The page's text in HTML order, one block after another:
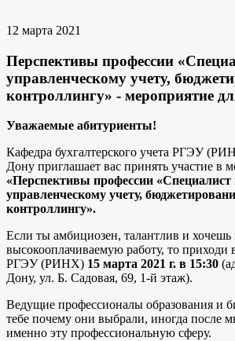
12 марта 2021
Перспективы профессии
управленческому учету,
контроллингу» - мероприятие
Уважаемые абитуриенты!
Кафедра бухгалтерского учета РГЭУ
Дону приглашает вас принять участие в
«Перспективы профессии «Специалист
управленческому учету,
контроллингу».
Если ты амбициозен, талантлив и
высокооплачиваемую работу, то приходи
РГЭУ (РИНХ) 15 марта 2021 г. в 15:30
Дону, ул. Б. Садовая, 69, 1-й этаж).
Ведущие профессионалы образования и
тебе почему они выбрали, иногда после
именно эту профессиональную сферу.